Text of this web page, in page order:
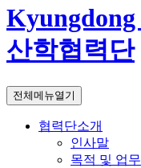
산학협력단
전체메뉴열기
협력단소개
인사말
목적 및 업무